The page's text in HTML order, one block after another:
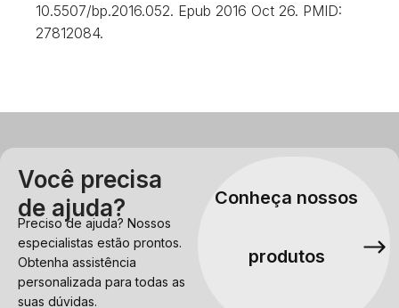
10.5507/bp.2016.052. Epub 2016 Oct 26. PMID:
27812084.
Você precisa
de ajuda?
Preciso de ajuda? Nossos
especialistas estão prontos.
Obtenha assistência
personalizada para todas as
suas dúvidas.
Conheça nossos
produtos